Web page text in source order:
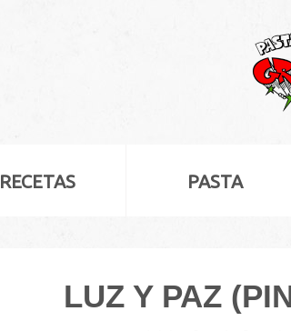
RECETAS PASTA
LUZ Y PAZ